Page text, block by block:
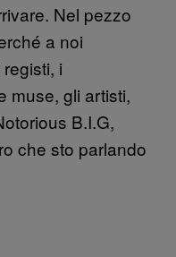
Nel pezzo
a noi
i
muse, gli artisti,
B.I.G,
che sto parlando